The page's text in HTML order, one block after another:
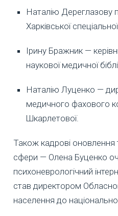
Наталію Дереглазову
Харківської
Ірину Бражник —
наукової медичної
Наталію Луценко —
медичного фахового
Шкарлетової.
Також кадрові оновлення
сфери — Олена Буценко
психоневрологічний
став директором
населення до